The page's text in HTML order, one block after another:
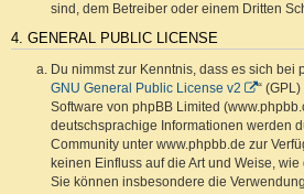
sind, dem Betreiber oder einem Dritten
4. GENERAL PUBLIC LICENSE
Du nimmst zur Kenntnis, dass es sich bei
GNU General Public License v2
“
Software von phpBB Limited
deutschsprachige Informationen werden
Community unter www.phpbb.de zur
keinen Einfluss auf die Art und Weise,
Sie können insbesondere die